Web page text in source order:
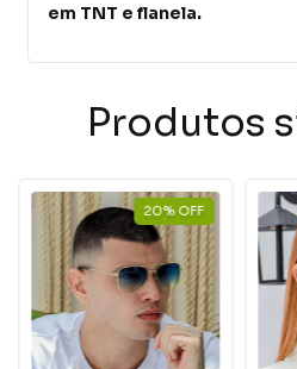
em TNT e flanela.
Produtos
20% OFF